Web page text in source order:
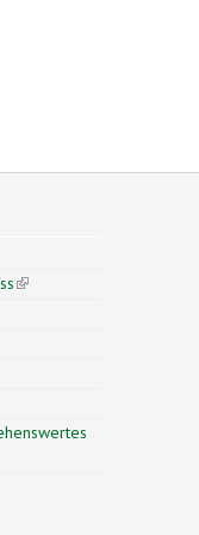
is external)
(link is external)